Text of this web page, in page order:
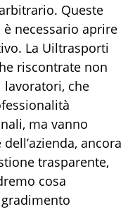
Queste
necessario aprire
La Uiltrasporti
riscontrate non
lavoratori, che
ma vanno
ancora
trasparente,
cosa